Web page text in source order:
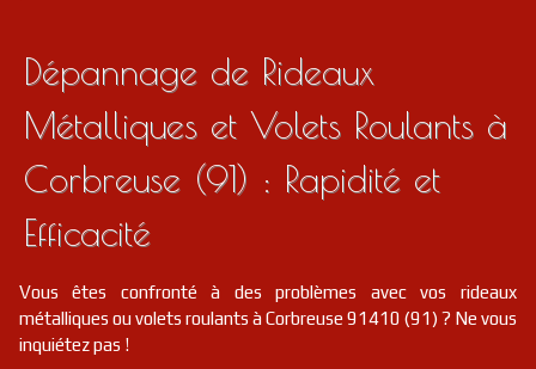
Dépannage de Rideaux
Métalliques et Volets Roulants à
Corbreuse (91) : Rapidité et
Efficacité
Vous êtes confronté à des problèmes avec vos rideaux
métalliques ou volets roulants à Corbreuse 91410 (91) ? Ne vous
inquiétez pas !